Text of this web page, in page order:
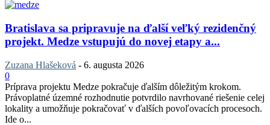
Bratislava sa pripravuje na ďalší veľký rezidenčný
projekt. Medze vstupujú do novej etapy a...
Zuzana Hlašeková - 6. augusta 2026
0
Príprava projektu Medze pokračuje ďalším dôležitým krokom.
Právoplatné územné rozhodnutie potvrdilo navrhované riešenie celej
lokality a umožňuje pokračovať v ďalších povoľovacích procesoch.
Ide o...